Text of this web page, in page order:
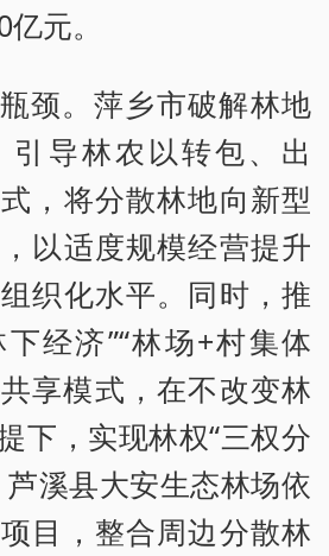
元。
颈。萍乡市破解林地
导林农以转包、出
，将分散林地向新型
以适度规模经营提升
织化水平。同时，推
经济”“林场+村集体
享模式，在不改变林
下，实现林权“三权分
溪县大安生态林场依
目，整合周边分散林